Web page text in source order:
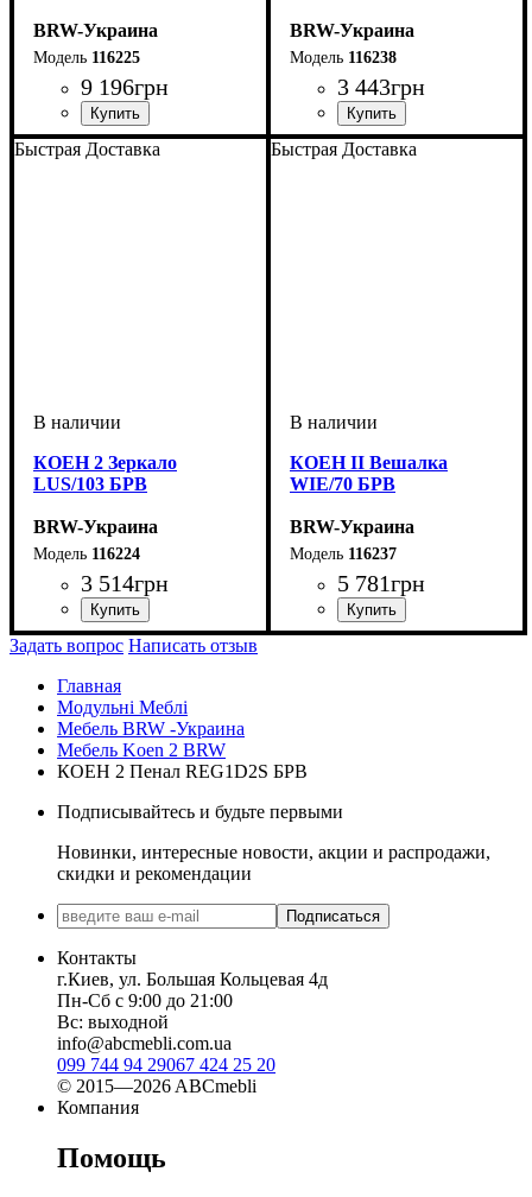
BRW-Украина
116225
9 196грн
ширина, мм: 1035
высота, мм: 935
глубина, мм: 400
BRW-Украина
116238
3 443грн
ширина, мм: 705
высота, мм: 490
глубина, мм: 350
Быстрая Доставка
КОЕН 2 Зеркало
LUS/103 БРВ
BRW-Украина
116224
3 514грн
ширина, мм: 1035
высота, мм: 785
глубина, мм: 25
Быстрая Доставка
КОЕН II Вешалка
WIE/70 БРВ
BRW-Украина
116237
5 781грн
ширина, мм: 700
высота, мм: 1600
глубина, мм: 40
Задать вопрос Написать отзыв
Главная
Модульні Меблі
Мебель BRW -Украина
Мебель Koen 2 BRW
КОЕН 2 Пенал REG1D2S БРВ
Подписывайтесь и будьте первыми
Новинки, интересные новости, акции и распродажи,
скидки и рекомендации
Подписаться
Контакты
г.Киев, ул. Большая Кольцевая 4д
Пн-Сб с 9:00 до 21:00
Вс: выходной
info@abcmebli.com.ua
099 744 94 29067 424 25 20
© 2015—2026 ABCmebli
Компания
Помощь